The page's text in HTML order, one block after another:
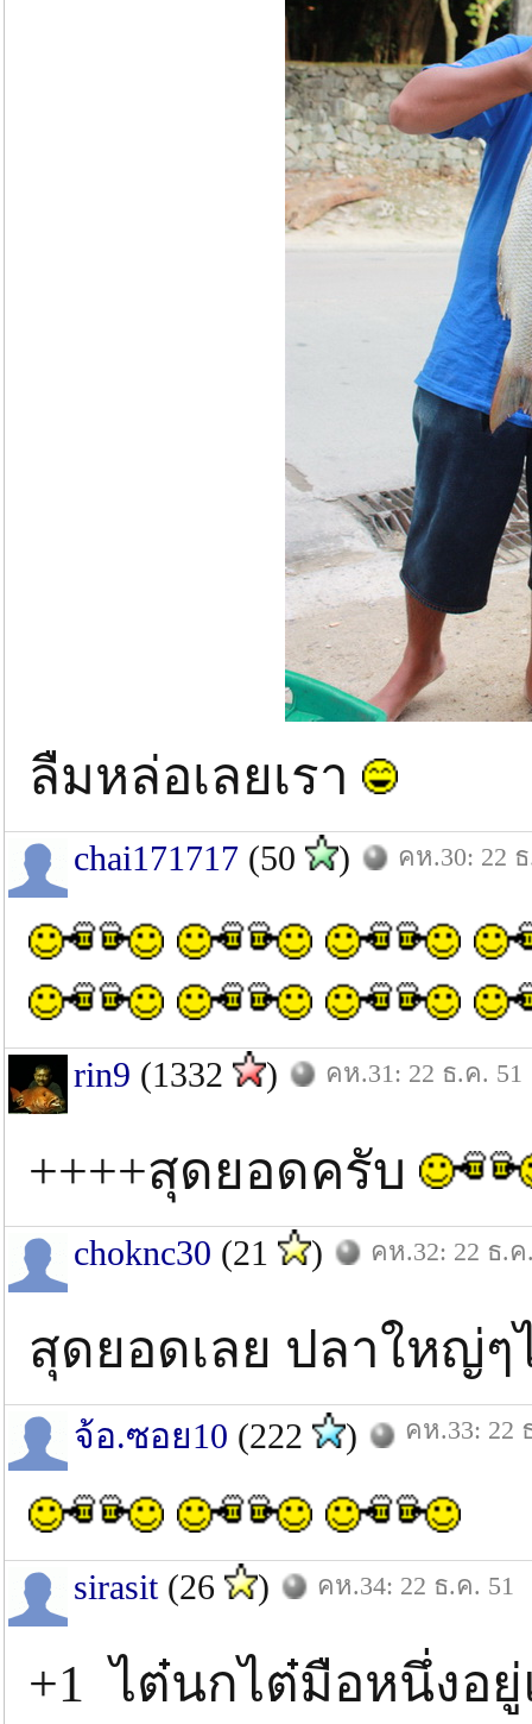
ลืมหล่อเลยเรา
chai171717 (50 ) คห.30: 22
rin9 (1332 ) คห.31: 22 ธ.ค. 51
++++สุดยอดครับ
choknc30 (21 ) คห.32: 22 ธ.ค
สุดยอดเลย ปลาใหญ่
จ้อ.ซอย10 (222 ) คห.33: 22
sirasit(26 ) คห.34: 22 ธ.ค. 51
+1 ไต๋นกไต๋มือหนึ่งอ